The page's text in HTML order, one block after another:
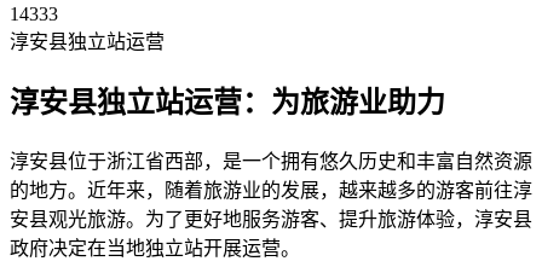
14333
淳安县独立站运营
淳安县独立站运营：为旅游业助力
淳安县位于浙江省西部，是一个拥有悠久历史和丰富自然资源
的地方。近年来，随着旅游业的发展，越来越多的游客前往淳
安县观光旅游。为了更好地服务游客、提升旅游体验，淳安县
政府决定在当地独立站开展运营。